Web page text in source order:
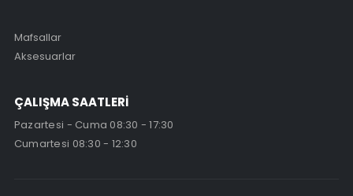
Mafsallar
Aksesuarlar
ÇALIŞMA SAATLERİ
Pazartesi - Cuma 08:30 - 17:30
Cumartesi 08:30 - 12:30